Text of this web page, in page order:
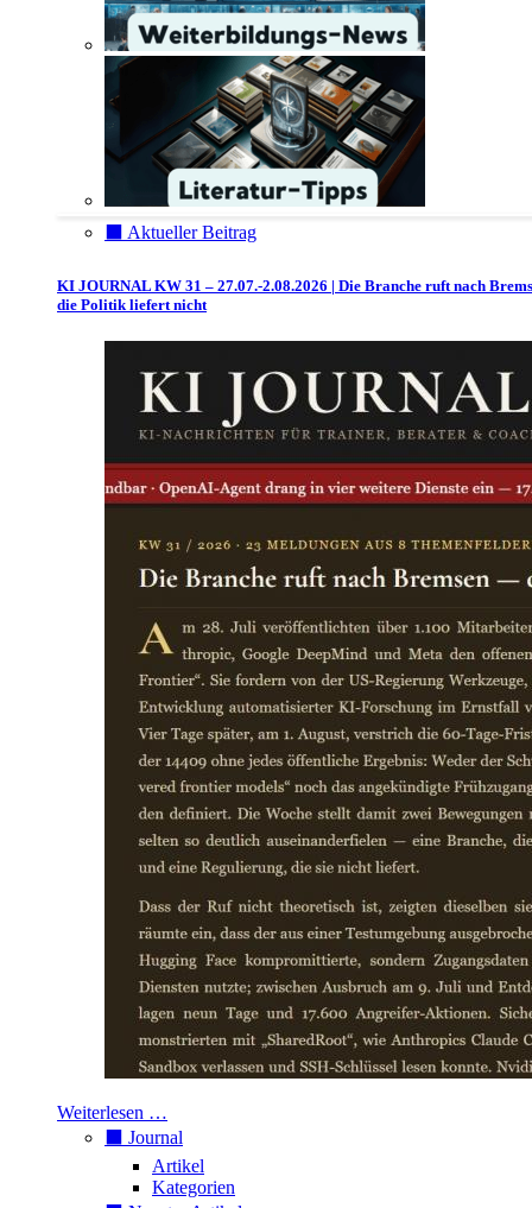
⬛️ Aktueller Beitrag
KI JOURNAL KW 31 – 27.07.-2.08.2026 | Die Branche ruft nach
die Politik liefert nicht
Weiterlesen …
⬛️ Journal
Artikel
Kategorien